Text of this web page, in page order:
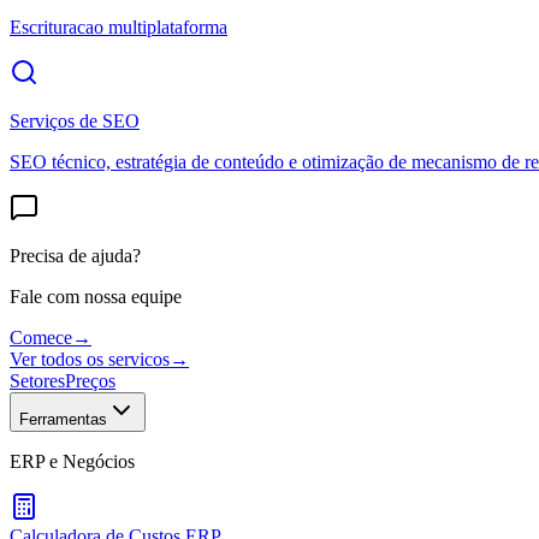
Escrituracao multiplataforma
Serviços de SEO
SEO técnico, estratégia de conteúdo e otimização de mecanismo de
Precisa de ajuda?
Fale com nossa equipe
Comece→
Ver todos os servicos→
SetoresPreços
Ferramentas
ERP e Negócios